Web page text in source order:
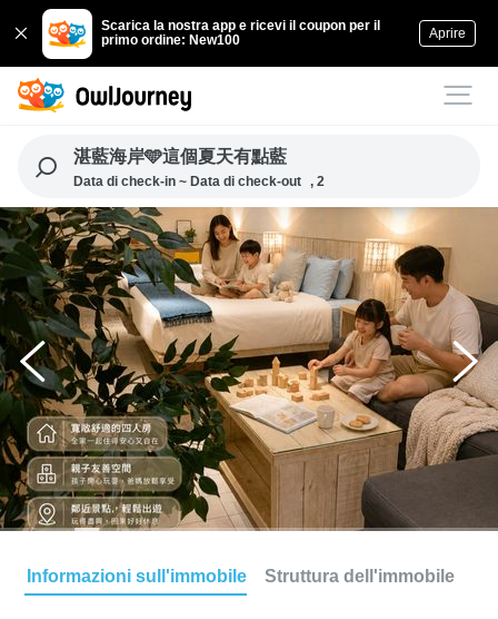
Scarica la nostra app e ricevi il coupon per il
primo ordine: New100
Aprire
湛藍海岸🩵這個夏天有點藍
Data di check-in ~ Data di check-out , 2
Informazioni sull'immobile Struttura dell'immobile